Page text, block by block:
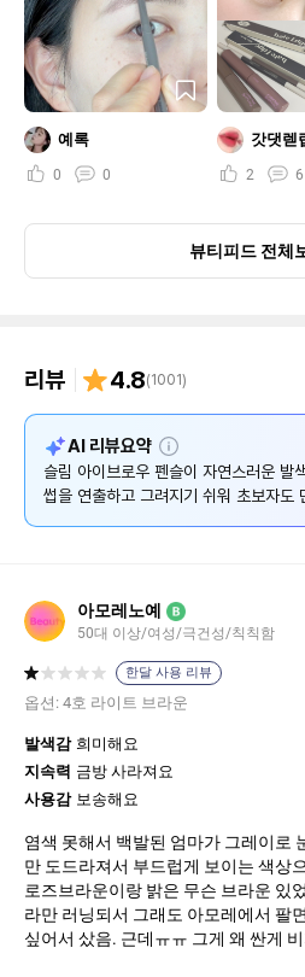
예록
0 0
갓댓렏
2 6
뷰티피드 전체
리뷰 4.8(1001)
AI 리뷰요약 설
명
슬림 아이브로우 펜슬이 자연스러운 발
썹을 연출하고 그려지기 쉬워 초보자도
아모레노예 B
50대 이상/여성/극건성/칙칙함
한달 사용 리뷰
옵션: 4호 라이트 브라운
발색감 희미해요
지속력 금방 사라져요
사용감 보송해요
염색 못해서 백발된 엄마가 그레이로
만 도드라져서 부드럽게 보이는 색상
로즈브라운이랑 밝은 무슨 브라운 있
라만 러닝되서 그래도 아모레에서 팔
싶어서 샀음. 근데ㅠㅠ 그게 왜 싼게
리뷰 뭐냐고.. 다들 어떻게 썼길래 잘